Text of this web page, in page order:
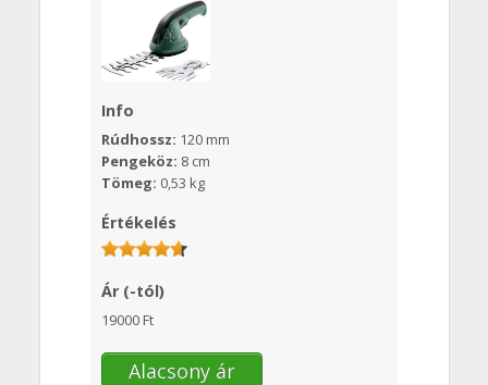
Info
Rúdhossz: 120 mm
Pengeköz: 8 cm
Tömeg: 0,53 kg
Értékelés
Ár (-tól)
19000 Ft
Alacsony ár